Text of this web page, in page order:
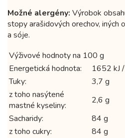
Možné alergény: Výrobok
stopy arašidových orechov, iných
a sóje.
Výživové hodnoty na 100 g
Energetická hodnota:
1652 kJ
Tuky:
3,7 g
z toho nasýtené
mastné kyseliny:
2,6 g
Sacharidy:
84 g
z toho cukry:
84 g